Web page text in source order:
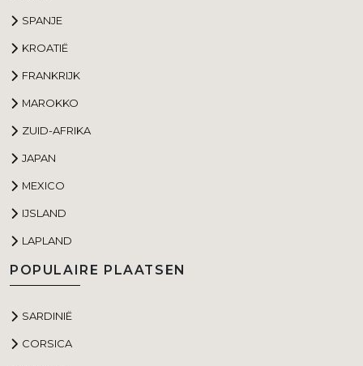
SPANJE
KROATIË
FRANKRIJK
MAROKKO
ZUID-AFRIKA
JAPAN
MEXICO
IJSLAND
LAPLAND
POPULAIRE PLAATSEN
SARDINIË
CORSICA